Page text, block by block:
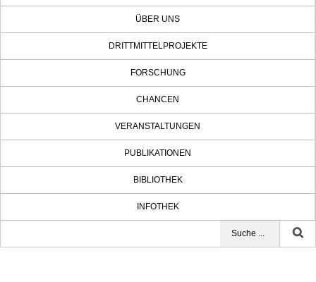
ÜBER UNS
DRITTMITTELPROJEKTE
FORSCHUNG
CHANCEN
VERANSTALTUNGEN
PUBLIKATIONEN
BIBLIOTHEK
INFOTHEK